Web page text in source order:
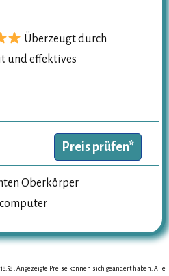
Überzeugt durch
und effektives
Oberkörper
Preis prüfen*
. Angezeigte Preise können sich geändert haben. Alle